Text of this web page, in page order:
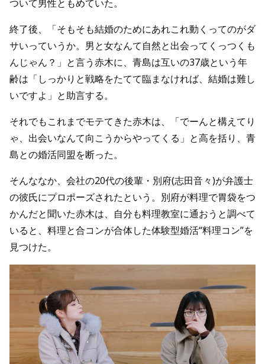
ついて男性ともめていた。
終了後、「そもそも結婚のためにあれこれ動くってのがダ
サいっていうか。男と女なんて自然と出会ってくっつくも
んじゃん？」と言う赤木に、青島は互いの37歳という年
齢は「しっかりと戦略をたてて臨まなければ、結婚は難し
いですよ」と助言する。
それでもこれまでモテてきた赤木は、「でーんと構えてり
ゃ、出会いなんて向こうからやってくる」と高を括り、青
島との婚活同盟を断った。
そんななか、会社の20代の後輩・別府(志田音々)が弁護士
の彼氏にプロポーズされたという。別府が料理で胃袋をつ
かんだと聞いた赤木は、自分も料理教室に通おうと調べて
いると、料理と合コンが合体した体験型婚活“料理コン”を
見つけた。